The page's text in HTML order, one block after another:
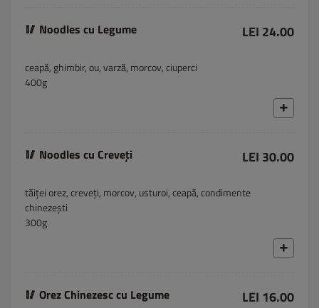
🥢 Noodles cu Legume LEI 24.00
ceapă, ghimbir, ou, varză, morcov, ciuperci
400g
🥢 Noodles cu Creveți LEI 30.00
tăiței orez, creveți, morcov, usturoi, ceapă, condimente
chinezești
300g
🥢 Orez Chinezesc cu Legume LEI 16.00